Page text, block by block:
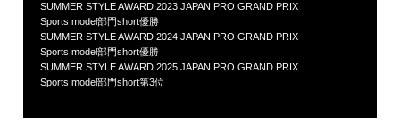
SUMMER STYLE AWARD 2023 JAPAN PRO GRAND PRIX
Sports model部門short優勝
SUMMER STYLE AWARD 2024 JAPAN PRO GRAND PRIX
Sports model部門short優勝
SUMMER STYLE AWARD 2025 JAPAN PRO GRAND PRIX
Sports model部門short第3位